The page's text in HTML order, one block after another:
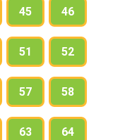
45 46
51 52
57 58
63 64